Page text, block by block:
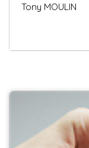
Tony MOULIN